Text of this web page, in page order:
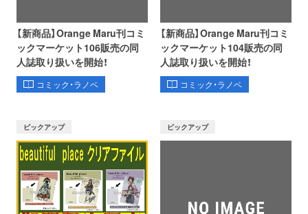
【新商品】Orange Maru刊コミ
ックマーケット106販売の同
人誌取り扱いを開始！
コミック・ラノベ
【新商品】Orange Maru刊コミ
ックマーケット104販売の同
人誌取り扱いを開始！
コミック・ラノベ
ピックアップ ピックアップ